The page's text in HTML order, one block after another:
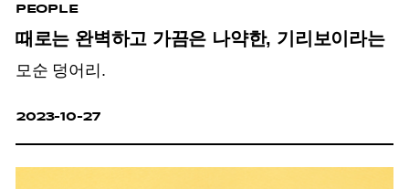
PEOPLE
때로는 완벽하고 가끔은 나약한, 기리보이라는
모순 덩어리.
2023-10-27